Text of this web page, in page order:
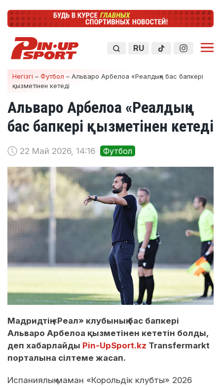
RU
Негізгі – Футбол – Альваро Арбелоа «Реалдың» бас бапкері
қызметінен кетеді
Альваро Арбелоа «Реалдың»
бас бапкері қызметінен кетеді
22 Май 2026, 14:16 Футбол
Мадридтің «Реал» клубының бас бапкері
Альваро Арбелоа қызметінен кететін болды,
деп хабарлайды Pin-UpSport.kz Transfermarkt
порталына сілтеме жасап.
Испаниялық маман «Корольдік клубты» 2026